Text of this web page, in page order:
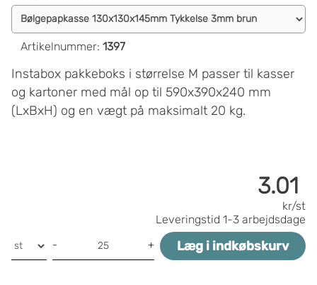
Artikelnummer: 1397
Instabox pakkeboks i størrelse M passer til kasser
og kartoner med mål op til 590x390x240 mm
(LxBxH) og en vægt på maksimalt 20 kg.
3.01
kr/st
Leveringstid 1-3 arbejdsdage
- + Læg i indkøbskurv